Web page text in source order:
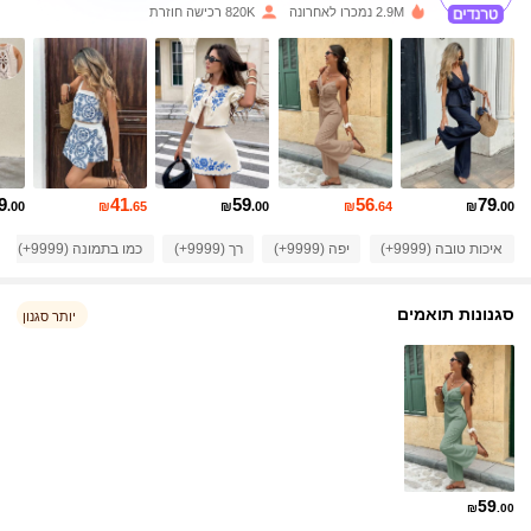
4.82 498K עוקבים
4.82 498K עוקבים
4.82 498K עוקבים
2.9M נמכרו לאחרונה 820K רכישה חוזרת
₪79.00
₪56.64
₪59.00
₪41.65
.00
איכות טובה (9999+) יפה (9999+) רך (9999+) כמו בתמונה (9999+)
סגנונות תואמים יותר סגנון
₪59.00